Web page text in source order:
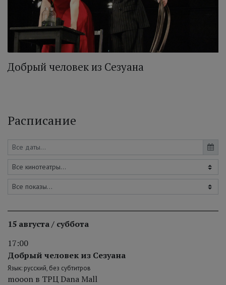
Добрый человек из Сезуана
Расписание
15 августа / суббота
17:00
Добрый человек из Сезуана
Язык: русский, без субтитров
mooon в ТРЦ Dana Mall